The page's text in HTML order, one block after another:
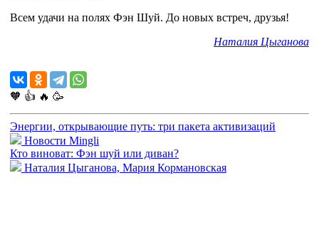
Всем удачи на полях Фэн Шуй. До новых встреч, друзья!
Наталия Цыганова
🧡 👍 🔥 🥳
Энергии, открывающие путь: три пакета активизаций
Новости Mingli
Кто виноват: Фэн шуй или диван?
Наталия Цыганова, Мария Кормановская